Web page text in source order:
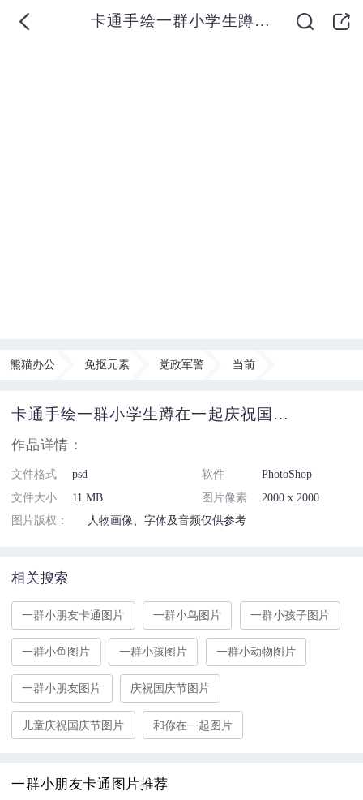
卡通手绘一群小学生蹲在一起庆祝国庆节免抠元素
熊猫办公 免抠元素 党政军警 当前
卡通手绘一群小学生蹲在一起庆祝国庆节免抠元素
作品详情：
文件格式 psd 软件
PhotoShop
文件大小
11 MB 图片像素
2000 x 2000
图片版权：
人物画像、字体及音频仅供参考
相关搜索
一群小朋友卡通图片 一群小鸟图片 一群小孩子图片
一群小鱼图片 一群小孩图片 一群小动物图片
一群小朋友图片 庆祝国庆节图片
儿童庆祝国庆节图片 和你在一起图片
一群小朋友卡通图片推荐